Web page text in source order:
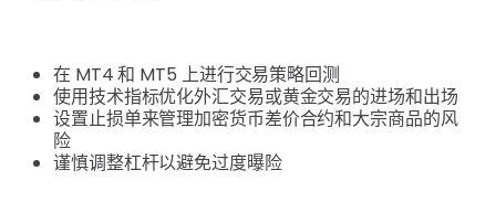
在 MT4 和 MT5 上进行交易策略回测
使用技术指标优化外汇交易或黄金交易的进场和出场
设置止损单来管理加密货币差价合约和大宗商品的风
险
谨慎调整杠杆以避免过度曝险